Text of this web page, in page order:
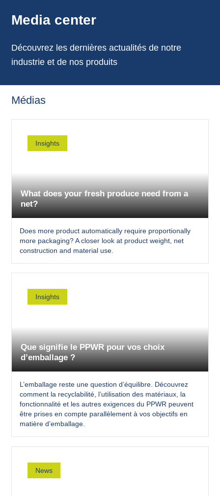
Media center
Découvrez les dernières actualités de notre
industrie et de nos produits
Médias
Insights
What does your fresh produce need from a
net?
Does more product automatically require proportionally
more packaging? A closer look at product weight, net
construction and material use.
Insights
Que signifie le PPWR pour vos choix
d’emballage ?
L’emballage reste une question d’équilibre. Découvrez
comment la recyclabilité, l’utilisation des matériaux, la
fonctionnalité et les autres exigences du PPWR peuvent
être prises en compte parallèlement à vos objectifs en
matière d’emballage.
News